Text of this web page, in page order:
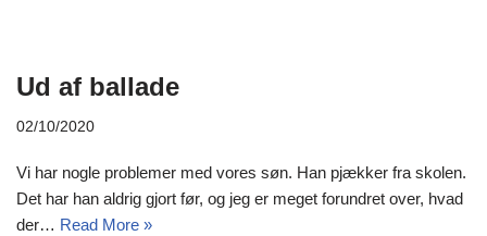
Ud af ballade
02/10/2020
Vi har nogle problemer med vores søn. Han pjækker fra skolen.
Det har han aldrig gjort før, og jeg er meget forundret over, hvad
der… Read More »